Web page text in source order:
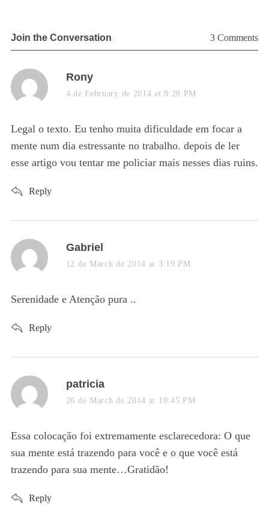
Join the Conversation 3 Comments
s
a
s
:
Rony
4 de February de 2014 at 8:28 PM
Legal o texto. Eu tenho muita dificuldade em focar a
mente num dia estressante no trabalho. depois de ler
esse artigo vou tentar me policiar mais nesses dias ruins.
Reply
s
a
s
Gabriel
12 de March de 2014 at 3:19 PM
Serenidade e Atenção pura ..
Reply
s
a
s
:
patricia
26 de March de 2014 at 10:45 PM
Essa colocação foi extremamente esclarecedora: O que
sua mente está trazendo para você e o que você está
trazendo para sua mente…Gratidão!
Reply